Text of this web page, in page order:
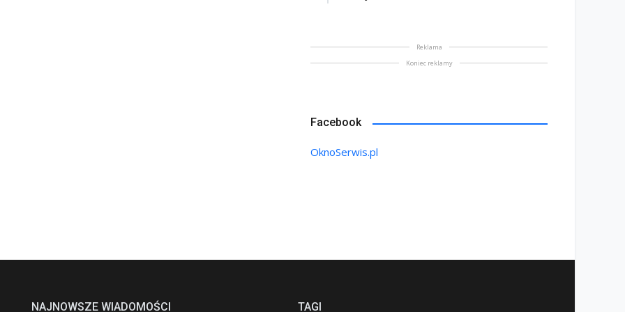
Reklama
Koniec reklamy
Facebook
OknoSerwis.pl
NAJNOWSZE WIADOMOŚCI TAGI